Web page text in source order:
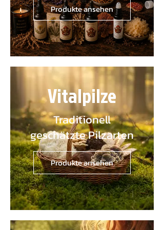
Produkte ansehen
Vitalpilze
Traditionell
geschätzte Pilzarten
Produkte ansehen